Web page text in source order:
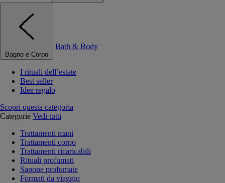
Bagno e Corpo
Bath & Body
I rituali dell’estate
Best seller
Idee regalo
Scopri questa categoria
Categorie Vedi tutti
Trattamenti mani
Trattamenti corpo
Trattamenti ricaricabili
Rituali profumati
Sapone profumate
Formati da viaggio